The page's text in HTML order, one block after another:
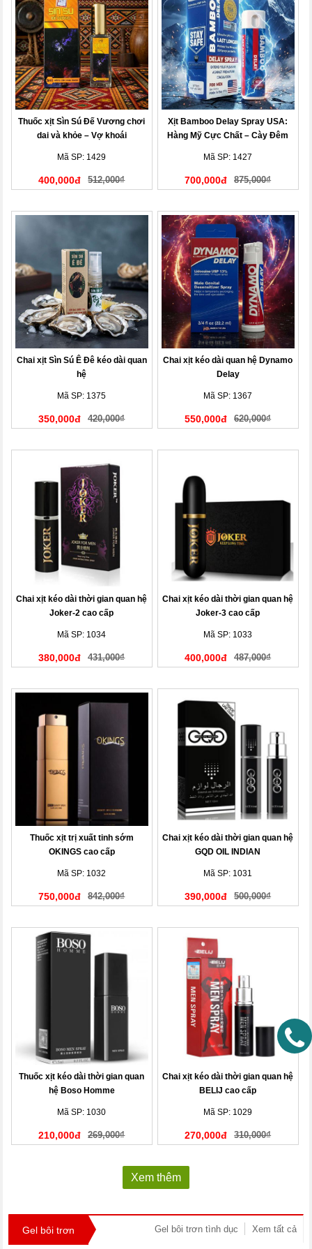
Thuốc xịt Sìn Sú Đế Vương chơi
dai và khỏe – Vợ khoái
Mã SP: 1429
400,000đ 512,000₫
Xịt Bamboo Delay Spray USA:
Hàng Mỹ Cực Chất – Cày Đêm
Mã SP: 1427
700,000đ 875,000₫
Chai xịt Sìn Sú Ê Đê kéo dài quan
hệ
Mã SP: 1375
350,000đ 420,000₫
Chai xịt kéo dài quan hệ Dynamo
Delay
Mã SP: 1367
550,000đ 620,000₫
Chai xịt kéo dài thời gian quan hệ
Joker-2 cao cấp
Mã SP: 1034
380,000đ 431,000₫
Chai xịt kéo dài thời gian quan hệ
Joker-3 cao cấp
Mã SP: 1033
400,000đ 487,000₫
Thuốc xịt trị xuất tinh sớm
OKINGS cao cấp
Mã SP: 1032
750,000đ 842,000₫
Chai xịt kéo dài thời gian quan hệ
GQD OIL INDIAN
Mã SP: 1031
390,000đ 500,000₫
Thuốc xịt kéo dài thời gian quan
hệ Boso Homme
Mã SP: 1030
210,000đ 269,000₫
Chai xịt kéo dài thời gian quan hệ
BELIJ cao cấp
Mã SP: 1029
270,000đ 310,000₫
Xem thêm
Gel bôi trơn Xem tất cả
Gel bôi trơn tình dục